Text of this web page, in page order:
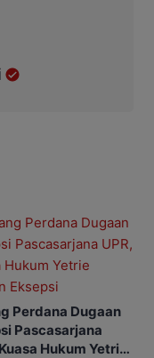
Perdana Dugaan
Pascasarjana
Hukum Yetrie